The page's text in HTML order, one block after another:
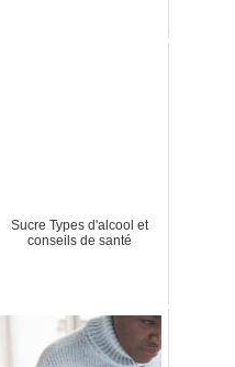
Sucre Types d'alcool et
conseils de santé